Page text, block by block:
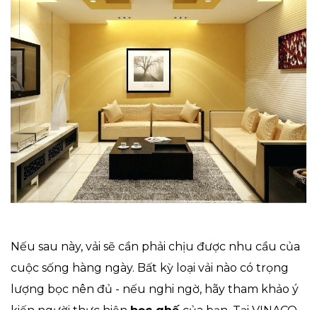
Nếu sau này, vải sẽ cần phải chịu được nhu cầu của
cuộc sống hàng ngày. Bất kỳ loại vải nào có trọng
lượng bọc nên đủ - nếu nghi ngờ, hãy tham khảo ý